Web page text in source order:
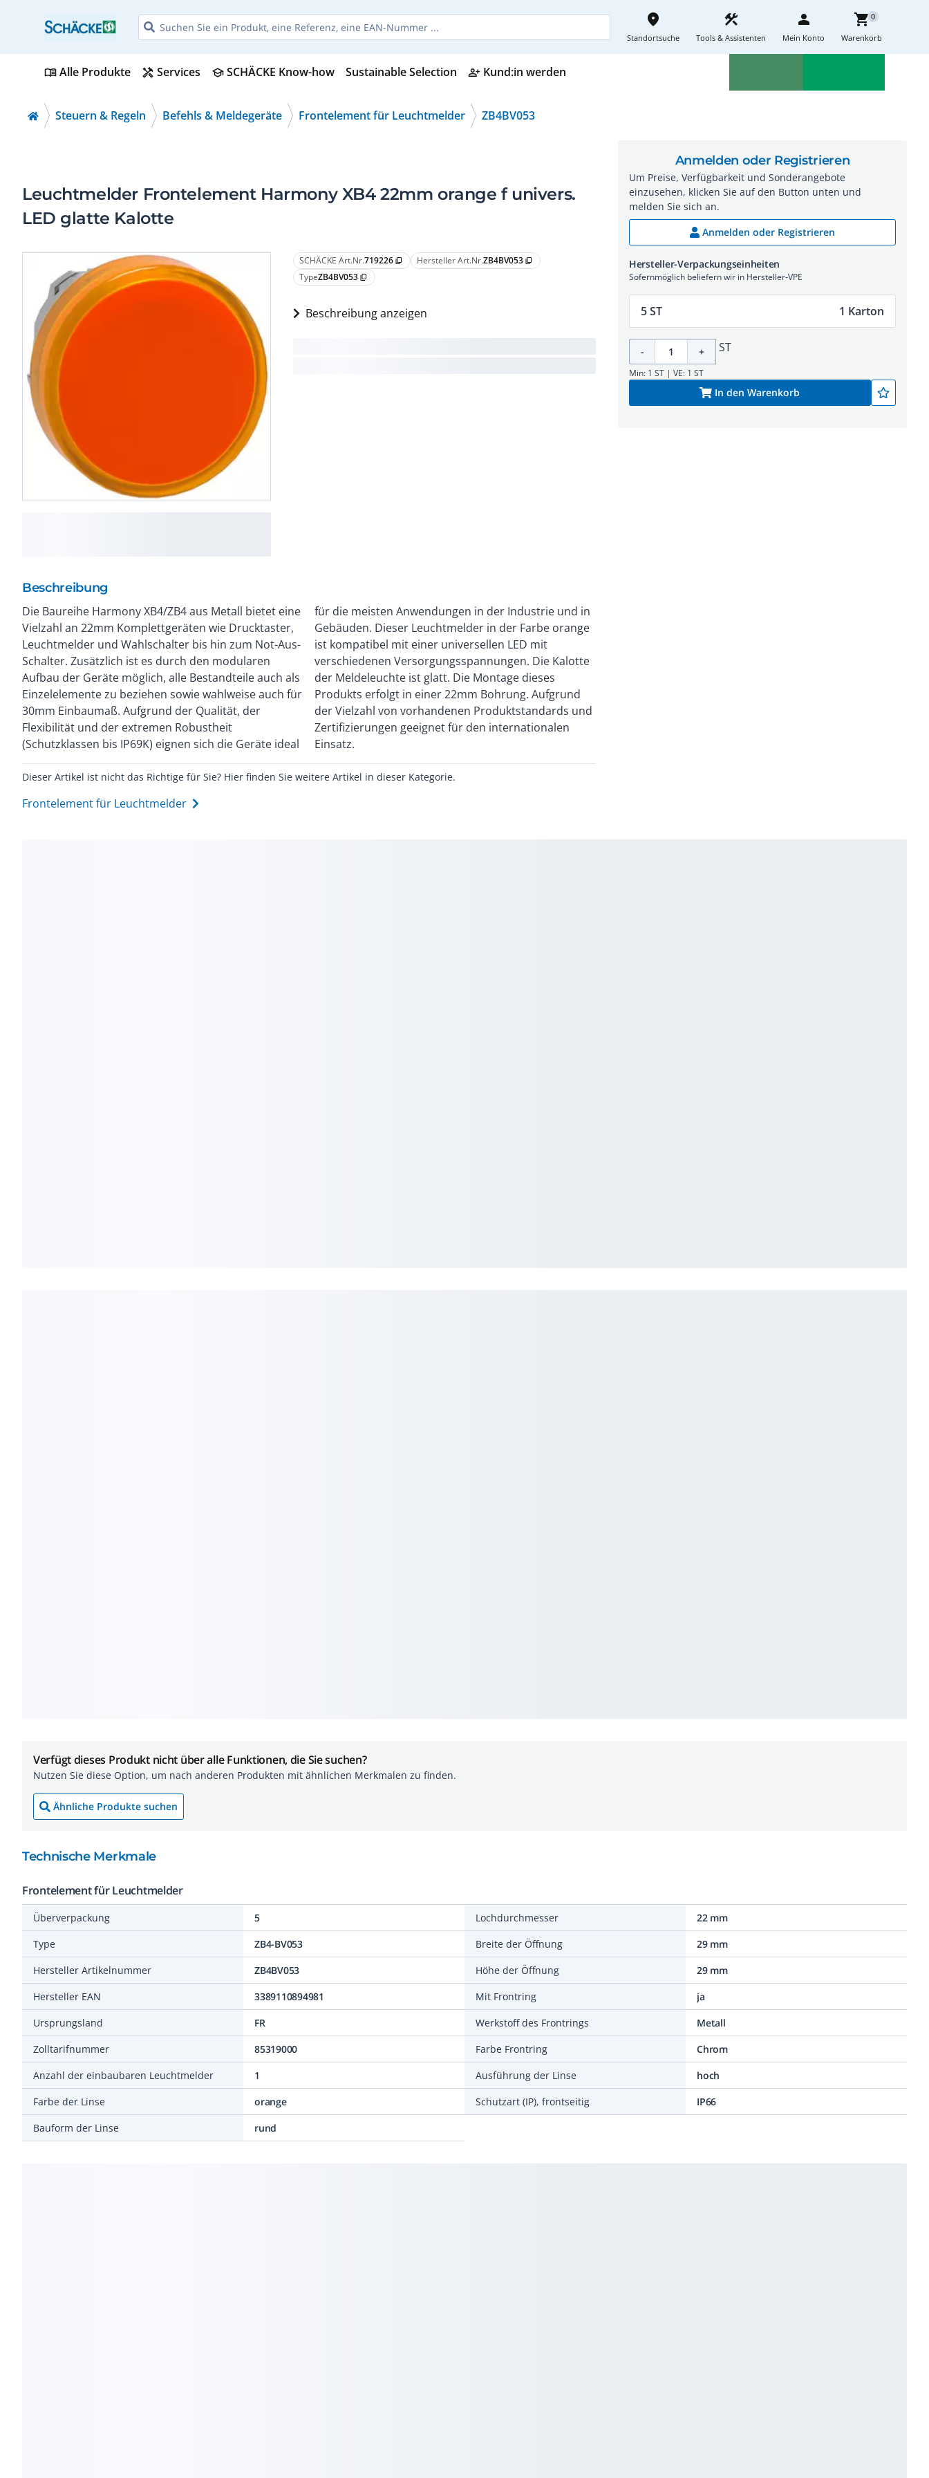
place
Standortsuche
construction
Tools & Assistenten
person
Mein Konto
shopping_cart0
Warenkorb
menu_bookAlle Produkte handyman Services schoolSCHÄCKE Know-how Sustainable Selection person_add_alt Kund:in werden
Steuern & Regeln Befehls & Meldegeräte Frontelement für Leuchtmelder ZB4BV053
Leuchtmelder Frontelement Harmony XB4 22mm orange f univers.
LED glatte Kalotte
SCHÄCKE Art.Nr.719226 content_copy Hersteller Art.Nr.ZB4BV053 content_copy
TypeZB4BV053 content_copy
Beschreibung anzeigen
Beschreibung
Die Baureihe Harmony XB4/ZB4 aus Metall bietet eine
Vielzahl an 22mm Komplettgeräten wie Drucktaster,
Leuchtmelder und Wahlschalter bis hin zum Not-Aus-
Schalter. Zusätzlich ist es durch den modularen
Aufbau der Geräte möglich, alle Bestandteile auch als
Einzelelemente zu beziehen sowie wahlweise auch für
30mm Einbaumaß. Aufgrund der Qualität, der
Flexibilität und der extremen Robustheit
(Schutzklassen bis IP69K) eignen sich die Geräte ideal
für die meisten Anwendungen in der Industrie und in
Gebäuden. Dieser Leuchtmelder in der Farbe orange
ist kompatibel mit einer universellen LED mit
verschiedenen Versorgungsspannungen. Die Kalotte
der Meldeleuchte ist glatt. Die Montage dieses
Produkts erfolgt in einer 22mm Bohrung. Aufgrund
der Vielzahl von vorhandenen Produktstandards und
Zertifizierungen geeignet für den internationalen
Einsatz.
Dieser Artikel ist nicht das Richtige für Sie? Hier finden Sie weitere Artikel in dieser Kategorie.
Frontelement für Leuchtmelder
Anmelden oder Registrieren
Um Preise, Verfügbarkeit und Sonderangebote
einzusehen, klicken Sie auf den Button unten und
melden Sie sich an.
Anmelden oder Registrieren
Hersteller-Verpackungseinheiten
Sofernmöglich beliefern wir in Hersteller-VPE
5 ST 1 Karton
- + ST
Min: 1 ST | VE: 1 ST
In den Warenkorb
Verfügt dieses Produkt nicht über alle Funktionen, die Sie suchen?
Nutzen Sie diese Option, um nach anderen Produkten mit ähnlichen Merkmalen zu finden.
Ähnliche Produkte suchen
Technische Merkmale
Frontelement für Leuchtmelder
Überverpackung
5
Type
ZB4-BV053
Hersteller Artikelnummer
ZB4BV053
Hersteller EAN
3389110894981
Ursprungsland
FR
Zolltarifnummer
85319000
Anzahl der einbaubaren Leuchtmelder
1
Farbe der Linse
orange
Bauform der Linse
rund
Lochdurchmesser
22 mm
Breite der Öffnung
29 mm
Höhe der Öffnung
29 mm
Mit Frontring
ja
Werkstoff des Frontrings
Metall
Farbe Frontring
Chrom
Ausführung der Linse
hoch
Schutzart (IP), frontseitig
IP66